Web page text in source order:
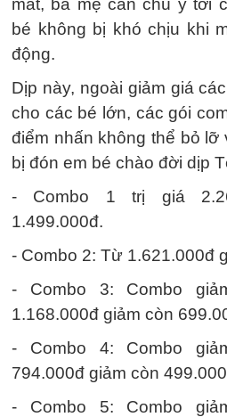
mắt, ba mẹ cần chú ý tới
bé không bị khó chịu khi
động.
Dịp này, ngoài giảm giá
cho các bé lớn, các gói
điểm nhấn không thể bỏ lỡ
bị đón em bé chào đời dịp
- Combo 1 trị giá
1.499.000đ.
- Combo 2: Từ 1.621.000đ
- Combo 3: Combo
1.168.000đ giảm còn
- Combo 4: Combo
794.000đ giảm còn
- Combo 5: Combo